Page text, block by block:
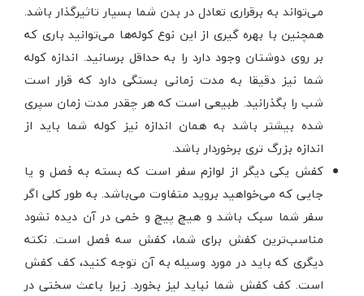
می‌تواند به برقراری تعادل در بدن شما بسیار تاثیرگذار باشد.
همچنین با بهره گیری از این نوع کوله‌ها می‌توانید باری که
بر روی دوشتان وجود دارد را به حداقل برسانید. اندازه کوله
شما نیز دقیقا به مدت زمانی بستگی دارد که قرار است
شب را بگذرانید. طبیعی است که هر چقدر مدت زمان سپری
شده بیشتر باشد به همان اندازه نیز کوله شما باید از
اندازه بزرگ تری برخوردار باشد.
کفش یکی دیگر از لوازم سفر است که بسته به فصل و یا
جایی که می‌خواهید بروید متفاوت می‌باشد. به طور کلی اگر
سفر شما سبک باشد و هیچ پیچ و خمی در آن دیده نشود
مناسب‌ترین کفش برای شما، کفش سه فصل است. نکته
دیگری که باید در مورد وسیله به آن توجه کنید، کف کفش
است. کف کفش شما نباید لیز بخورد. زیرا باعث سختی در